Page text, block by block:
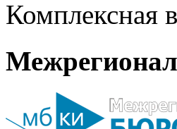
Комплексная